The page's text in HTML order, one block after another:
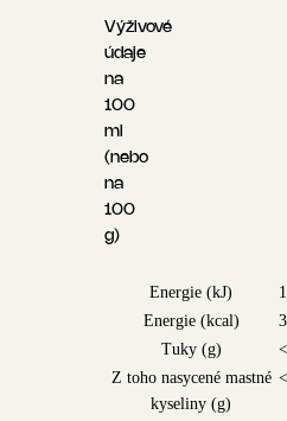
Výživové
údaje
na
100
ml
(nebo
na
100
g)
Energie (kJ)
Energie (kcal)
Tuky (g)
Z toho nasycené mastné
kyseliny (g)